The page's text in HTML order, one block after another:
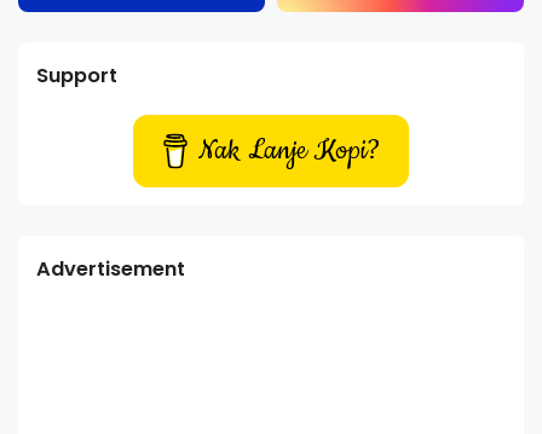
Support
Nak Lanje Kopi?
Advertisement